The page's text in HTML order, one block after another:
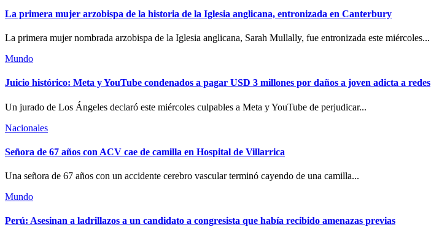
La primera mujer arzobispa de la historia de la Iglesia anglicana, entronizada en Canterbury
La primera mujer nombrada arzobispa de la Iglesia anglicana, Sarah Mullally, fue entronizada este miércoles...
Mundo
Juicio histórico: Meta y YouTube condenados a pagar USD 3 millones por daños a joven adicta a redes
Un jurado de Los Ángeles declaró este miércoles culpables a Meta y YouTube de perjudicar...
Nacionales
Señora de 67 años con ACV cae de camilla en Hospital de Villarrica
Una señora de 67 años con un accidente cerebro vascular terminó cayendo de una camilla...
Mundo
Perú: Asesinan a ladrillazos a un candidato a congresista que había recibido amenazas previas